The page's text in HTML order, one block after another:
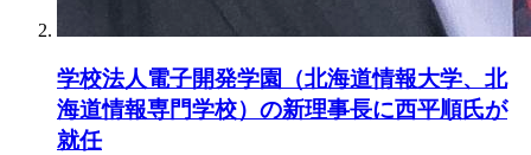
学校法人電子開発学園（北海道情報大学、北
海道情報専門学校）の新理事長に西平順氏が
就任